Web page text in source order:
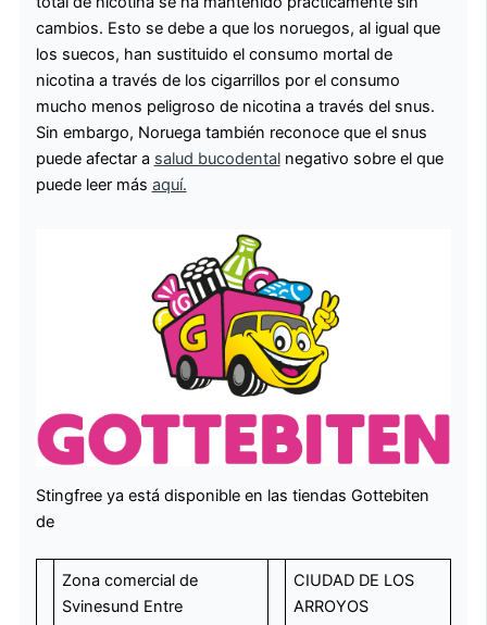
cambios. Esto se debe a que los noruegos, al igual que
los suecos, han sustituido el consumo mortal de
nicotina a través de los cigarrillos por el consumo
mucho menos peligroso de nicotina a través del snus.
Sin embargo, Noruega también reconoce que el snus
puede afectar a salud bucodentalnegativo sobre el que
puede leer más aquí.
Stingfree ya está disponible en las tiendas Gottebiten
de
Zona comercial de
Svinesund Entre
CIUDAD DE LOS
ARROYOS